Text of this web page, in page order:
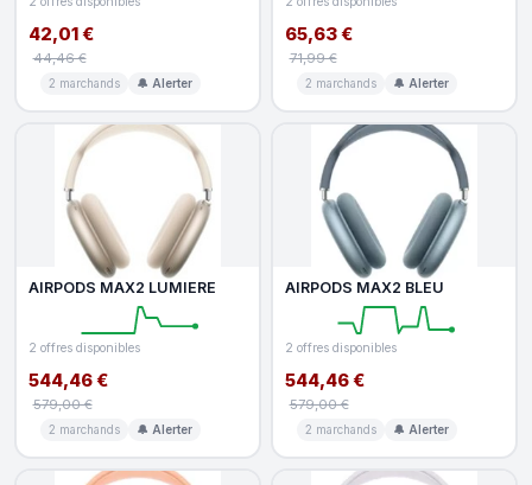
42,01 €
44,46 €
2 marchands 🔔 Alerter
65,63 €
71,99 €
2 marchands 🔔 Alerter
AIRPODS MAX2 LUMIERE
2 offres disponibles
544,46 €
579,00 €
2 marchands 🔔 Alerter
AIRPODS MAX2 BLEU
2 offres disponibles
544,46 €
579,00 €
2 marchands 🔔 Alerter